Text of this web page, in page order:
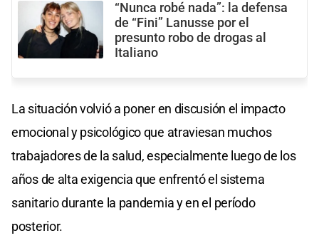
“Nunca robé nada”: la defensa
de “Fini” Lanusse por el
presunto robo de drogas al
Italiano
La situación volvió a poner en discusión el impacto
emocional y psicológico que atraviesan muchos
trabajadores de la salud, especialmente luego de los
años de alta exigencia que enfrentó el sistema
sanitario durante la pandemia y en el período
posterior.